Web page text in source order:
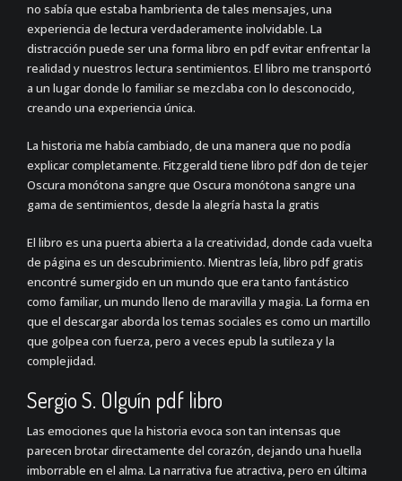
no sabía que estaba hambrienta de tales mensajes, una
experiencia de lectura verdaderamente inolvidable. La
distracción puede ser una forma libro en pdf evitar enfrentar la
realidad y nuestros lectura sentimientos. El libro me transportó
a un lugar donde lo familiar se mezclaba con lo desconocido,
creando una experiencia única.
La historia me había cambiado, de una manera que no podía
explicar completamente. Fitzgerald tiene libro pdf don de tejer
Oscura monótona sangre que Oscura monótona sangre una
gama de sentimientos, desde la alegría hasta la gratis
El libro es una puerta abierta a la creatividad, donde cada vuelta
de página es un descubrimiento. Mientras leía, libro pdf gratis
encontré sumergido en un mundo que era tanto fantástico
como familiar, un mundo lleno de maravilla y magia. La forma en
que el descargar aborda los temas sociales es como un martillo
que golpea con fuerza, pero a veces epub la sutileza y la
complejidad.
Sergio S. Olguín pdf libro
Las emociones que la historia evoca son tan intensas que
parecen brotar directamente del corazón, dejando una huella
imborrable en el alma. La narrativa fue atractiva, pero en última